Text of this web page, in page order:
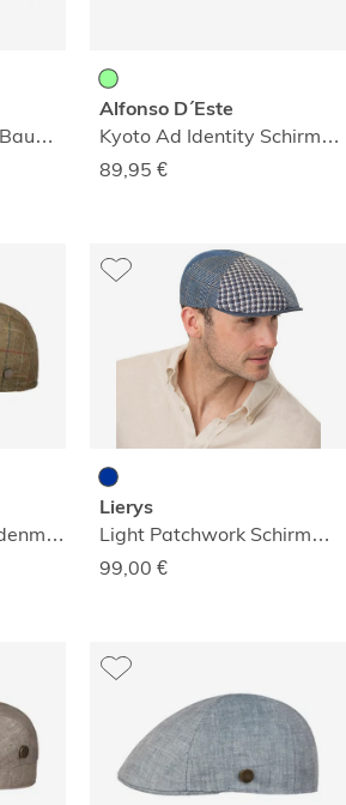
Hatteras Halverton Baumwollmütze
Alfonso D´Este
Kyoto Ad Identity Schirmmütze
89,95 €
Larkmont Check Seidenmütze
Lierys
Light Patchwork Schirmmütze
99,00 €